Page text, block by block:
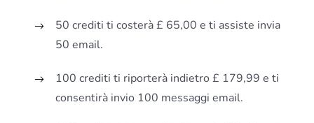
50 crediti ti costerà£ 65,00 e ti assiste invia
50 email.
100 crediti ti riporterà indietro £ 179,99 e ti
consentirà invio 100 messaggi email.